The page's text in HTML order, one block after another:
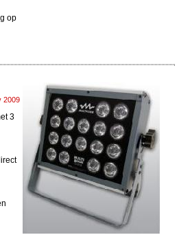
op
2009
3